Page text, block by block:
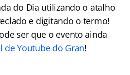
do Dia utilizando o atalho
e digitando o termo!
ser que o evento ainda
de Youtube do Gran!